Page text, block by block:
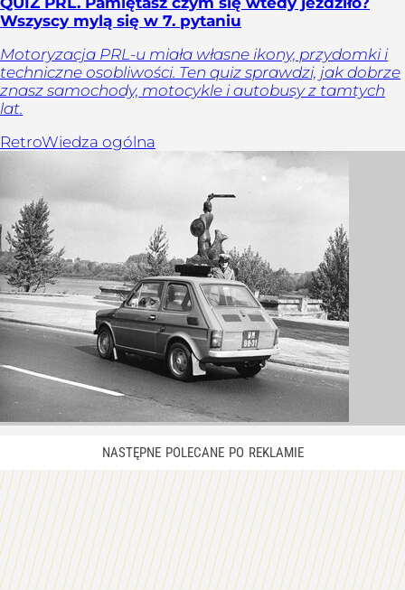
Wszyscy mylą się w 7. pytaniu
Motoryzacja PRL-u miała własne ikony, przydomki i
techniczne osobliwości. Ten quiz sprawdzi, jak dobrze
znasz samochody, motocykle i autobusy z tamtych
lat.
RetroWiedza ogólna